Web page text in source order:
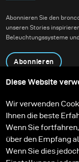
Abonnieren Sie den
unseren Stories
Beleuchtungssysteme
Abonnieren
Kontakt
Contribute to our blog
Support
Media Center
Diese Website
Wir verwenden
Ihnen die beste
Wenn Sie
über den Empfang
Wenn Sie dies